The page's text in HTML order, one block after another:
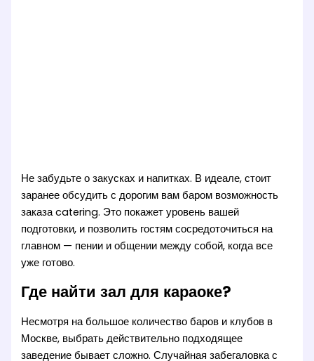
Не забудьте о закусках и напитках. В идеале, стоит
заранее обсудить с дорогим вам баром возможность
заказа catering. Это покажет уровень вашей
подготовки, и позволить гостям сосредоточиться на
главном — пении и общении между собой, когда все
уже готово.
Где найти зал для караоке?
Несмотря на большое количество баров и клубов в
Москве, выбрать действительно подходящее
заведение бывает сложно. Случайная забегаловка с